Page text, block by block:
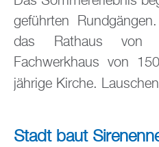
geführten
das Rathaus von
Fachwerkhaus von
jährige Kirche.
Stadt baut